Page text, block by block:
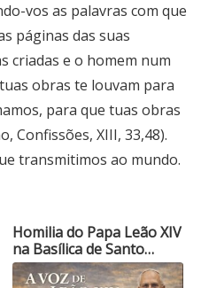
vos as palavras com que
páginas das suas
criadas e o homem num
obras te louvam para
para que tuas obras
Confissões, XIII, 33,48).
transmitimos ao mundo.
Homilia do Papa Leão XIV
na Basílica de Santo…